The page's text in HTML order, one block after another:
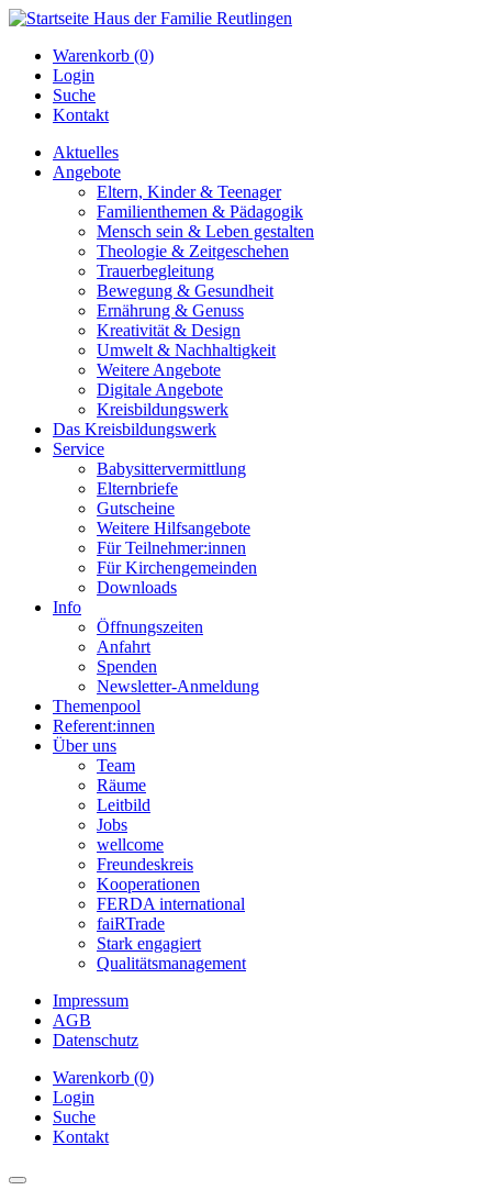
Warenkorb (0)
Login
Suche
Kontakt
Aktuelles
Angebote
Eltern, Kinder & Teenager
Familienthemen & Pädagogik
Mensch sein & Leben gestalten
Theologie & Zeitgeschehen
Trauerbegleitung
Bewegung & Gesundheit
Ernährung & Genuss
Kreativität & Design
Umwelt & Nachhaltigkeit
Weitere Angebote
Digitale Angebote
Kreisbildungswerk
Das Kreisbildungswerk
Service
Babysittervermittlung
Elternbriefe
Gutscheine
Weitere Hilfsangebote
Für Teilnehmer:innen
Für Kirchengemeinden
Downloads
Info
Öffnungszeiten
Anfahrt
Spenden
Newsletter-Anmeldung
Themenpool
Referent:innen
Über uns
Team
Räume
Leitbild
Jobs
wellcome
Freundeskreis
Kooperationen
FERDA international
faiRTrade
Stark engagiert
Qualitätsmanagement
Impressum
AGB
Datenschutz
Warenkorb (0)
Login
Suche
Kontakt